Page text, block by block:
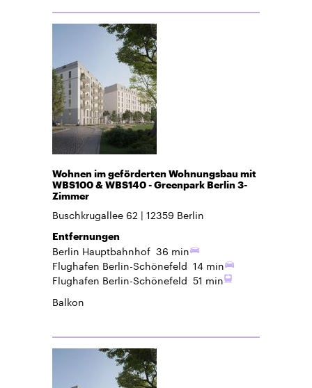
Wohnen im geförderten Wohnungsbau mit
WBS100 & WBS140 - Greenpark Berlin 3-
Zimmer
Buschkrugallee 62 12359 Berlin
Entfernungen
Berlin Hauptbahnhof 36 min
Flughafen Berlin-Schönefeld 14 min
Flughafen Berlin-Schönefeld 51 min
Balkon